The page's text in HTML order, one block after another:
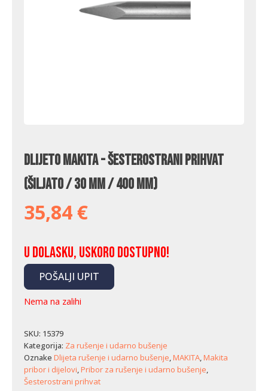
Dlijeto Makita - šesterostrani prihvat
(šiljato / 30 mm / 400 mm)
35,84€
U dolasku, uskoro dostupno!
POŠALJI UPIT
Nema na zalihi
SKU: 15379
Kategorija: Za rušenje i udarno bušenje
Oznake Dlijeta rušenje i udarno bušenje,MAKITA,Makita
pribor i dijelovi,Pribor za rušenje i udarno bušenje,
Šesterostrani prihvat